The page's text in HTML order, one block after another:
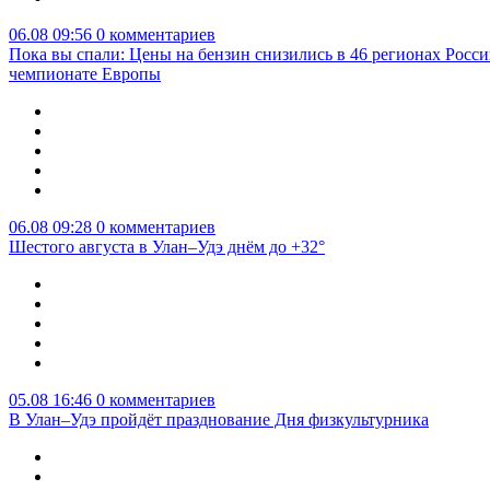
06.08 09:56 0 комментариев
Пока вы спали: Цены на бензин снизились в 46 регионах
чемпионате Европы
06.08 09:28 0 комментариев
Шестого августа в Улан–Удэ днём до +32°
05.08 16:46 0 комментариев
В Улан–Удэ пройдёт празднование Дня физкультурника